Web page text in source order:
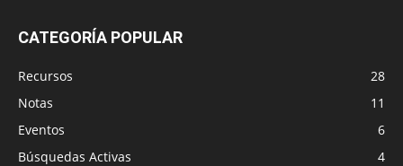
CATEGORÍA POPULAR
Recursos
28
Notas
11
Eventos
6
Búsquedas Activas
4